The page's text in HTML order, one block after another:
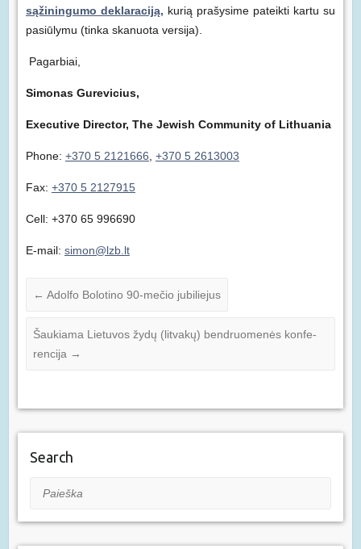
sąžiningumo deklaraciją, kurią prašysime pateikti kartu su
pasiūlymu (tinka skanuota versija).
Pagarbiai,
Simonas Gurevicius,
Executive Director, The Jewish Community of Lithuania
Phone: +370 5 2121666, +370 5 2613003
Fax: +370 5 2127915
Cell: +370 65 996690
E-mail: simon@lzb.lt
← Adolfo Bolotino 90-mečio jubiliejus
Šau­kia­ma Lie­tu­vos žy­dų (lit­va­kų) bend­ruo­me­nės kon­fe­
ren­ci­ja →
Search
Paieška